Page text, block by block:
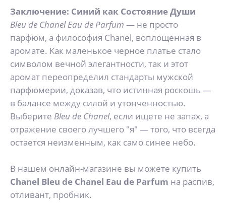
Заключение: Синий как Состояние Души
Bleu de Chanel Eau de Parfum — не просто
парфюм, а философия Chanel, воплощенная в
аромате. Как маленькое черное платье стало
символом вечной элегантности, так и этот
аромат переопределил стандарты мужской
парфюмерии, доказав, что истинная роскошь —
в балансе между силой и утонченностью.
Выберите Bleu de Chanel, если ищете не запах, а
отражение своего лучшего "я" — того, что всегда
остается неизменным, как само синее небо.
В нашем онлайн-магазине вы можете купить
Chanel Bleu de Chanel Eau de Parfum на распив,
отливант, пробник.